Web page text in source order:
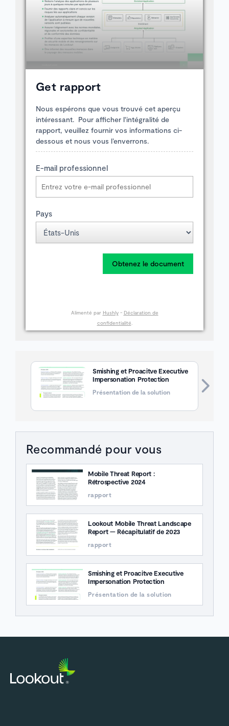
Get rapport
Nous espérons que vous trouvé cet aperçu
intéressant. Pour afficher l'intégralité de
rapport, veuillez fournir vos informations ci-
dessous et nous vous l’enverrons.
E-mail professionnel
Pays
Obtenez le document
Alimenté par Hushly- Déclaration de
confidentialité
Smishing et Proacitve Executive
Impersonation Protection
Présentation de la solution
Recommandé pour vous
Mobile Threat Report :
Rétrospective 2024
rapport
Lookout Mobile Threat Landscape
Report — Récapitulatif de 2023
rapport
Smishing et Proacitve Executive
Impersonation Protection
Présentation de la solution